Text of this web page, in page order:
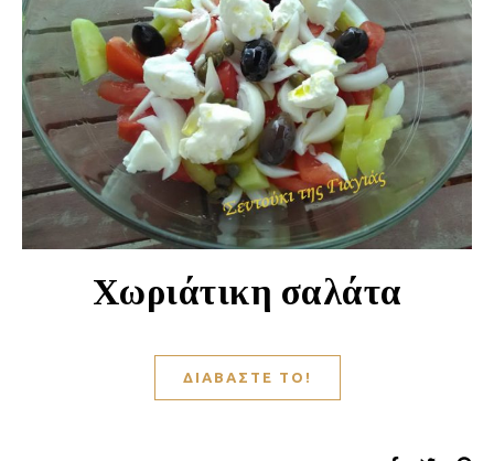
Χωριάτικη σαλάτα
ΔΙΑΒΆΣΤΕ ΤΟ!